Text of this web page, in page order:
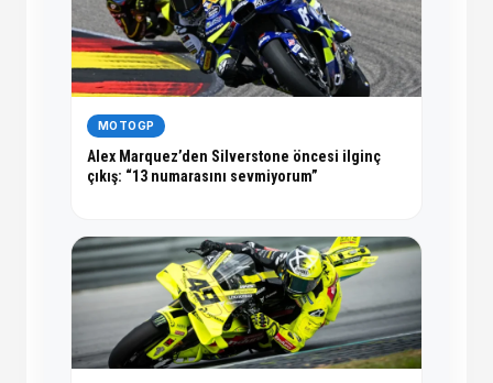
MOTOGP
Alex Marquez’den Silverstone öncesi ilginç
çıkış: “13 numarasını sevmiyorum”